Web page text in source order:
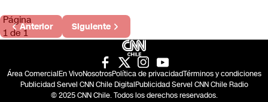
Página
1 de 1
Anterior Siguiente
Área ComercialEn VivoNosotrosPolítica de privacidadTérminos y condiciones
Publicidad Servel CNN Chile DigitalPublicidad Servel CNN Chile Radio
© 2025 CNN Chile. Todos los derechos reservados.